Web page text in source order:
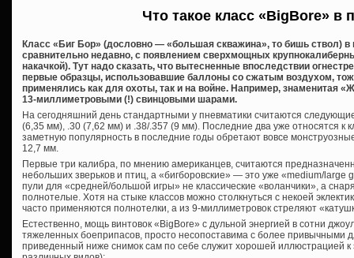
Что такое класс «BigBore» в
Класс «Биг Бор» (дословно — «большая скважина», то бишь ствол) в
сравнительно недавно, с появлением сверхмощных
накачкой). Тут надо сказать, что вытесненные впоследствии
первые образцы, использовавшие баллоны со сжатым воздухом,
применялись как для охоты, так и на войне. Например, знаменитая
13-миллиметровыми (!) свинцовыми шарами.
На сегодняшний день стандартными у пневматики считаются
(6,35 мм), .30 (7,62 мм) и .38/.357 (9 мм). Последние два уже относятся к
заметную популярность в последние годы обретают вовсе
12,7 мм.
Первые три калибра, по мнению американцев, считаются
небольших зверьков и птиц, а «бигборовские» — это уже «medium/
пули для «средней/большой игры» не классические «воланчики», а
полнотелые. Хотя на стыке классов можно столкнуться с некоей
часто применяются полнотелки, а из 9-миллиметровок стреляют
Естественно, мощь винтовок «BigBore» с дульной энергией в сотни
тяжеленных боеприпасов, просто несопоставима с более привычными
приведенный ниже снимок сам по себе служит хорошей иллюстрацией